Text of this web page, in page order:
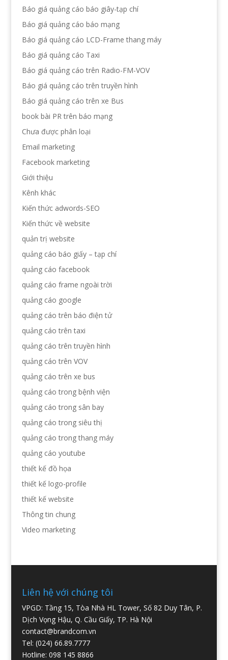
Báo giá quảng cáo báo giây-tạp chí
Báo giá quảng cáo báo mạng
Báo giá quảng cáo LCD-Frame thang máy
Báo giá quảng cáo Taxi
Báo giá quảng cáo trên Radio-FM-VOV
Báo giá quảng cáo trên truyền hình
Báo giá quảng cáo trên xe Bus
book bài PR trên báo mạng
Chưa được phân loại
Email marketing
Facebook marketing
Giới thiệu
Kênh khác
Kiến thức adwords-SEO
Kiến thức về website
quản trị website
quảng cáo báo giấy – tạp chí
quảng cáo facebook
quảng cáo frame ngoài trời
quảng cáo google
quảng cáo trên báo điện tử
quảng cáo trên taxi
quảng cáo trên truyền hình
quảng cáo trên VOV
quảng cáo trên xe bus
quảng cáo trong bệnh viện
quảng cáo trong sân bay
quảng cáo trong siêu thị
quảng cáo trong thang máy
quảng cáo youtube
thiết kế đồ họa
thiết kế logo-profile
thiết kế website
Thông tin chung
Video marketing
Liên hệ với chúng tôi
VPGD: Tầng 15, Tòa Nhà HL Tower, Số 82 Duy Tân, P.
Dịch Vọng Hậu, Q. Cầu Giấy, TP. Hà Nội
contact@brandcom.vn
Tel: (024) 66.89.7777
Hotline: 098 145 8866